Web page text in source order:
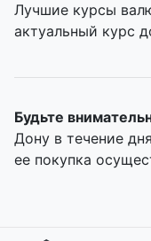
Лучшие курсы
актуальный курс
Будьте
Дону в течение
ее покупка